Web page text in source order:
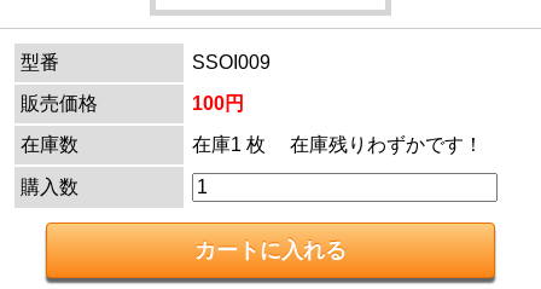
型番
SSOI009
販売価格
100円
在庫数
在庫1 枚 在庫残りわずかです！
購入数